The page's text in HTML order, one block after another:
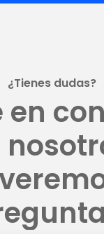
¿Tienes dudas?​
en